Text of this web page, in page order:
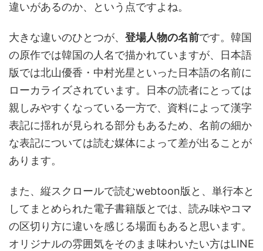
違いがあるのか、という点ですよね。
大きな違いのひとつが、 登場人物の名前です。韓国
の原作では韓国の人名で描かれていますが、日本語
版では北山優香・中村光星といった日本語の名前に
ローカライズされています。日本の読者にとっては
親しみやすくなっている一方で、資料によって漢字
表記に揺れが見られる部分もあるため、名前の細か
な表記については読む媒体によって差が出ることが
あります。
また、縦スクロールで読むwebtoon版と、単行本と
してまとめられた電子書籍版とでは、読み味やコマ
の区切り方に違いを感じる場面もあると思います。
オリジナルの雰囲気をそのまま味わいたい方はLINE